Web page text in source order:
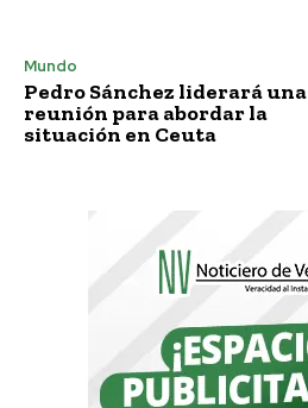
Mundo
Pedro Sánchez liderará una
reunión para abordar la
situación en Ceuta